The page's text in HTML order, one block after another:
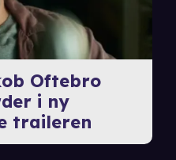
Oftebro
i ny
traileren